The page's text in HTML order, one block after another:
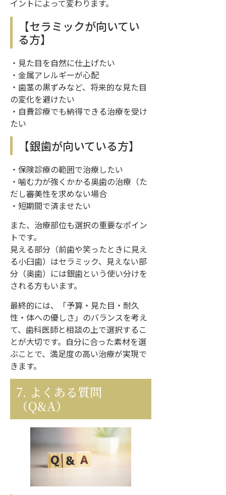
イントによって変わります。
【セラミックが向いてい
る方】
・見た目を自然に仕上げたい
・金属アレルギーが心配
・歯茎の黒ずみなど、将来的な見た目
の変化を避けたい
・自費診療でも納得できる治療を受け
たい
【銀歯が向いている方】
・保険診療の範囲で治療したい
・噛む力が強くかかる奥歯の治療（た
だし審美性を求めない場合
・短期間で済ませたい
また、治療部位も選択の重要なポイン
トです。
見える部分（前歯や笑ったときに見え
る小臼歯）はセラミック、見えない部
分（奥歯）には銀歯という使い分けを
される方もいます。
最終的には、「予算・見た目・耐久
性・体への優しさ」のバランスを考え
て、歯科医師と相談の上で選択するこ
とが大切です。自分に合った素材を選
ぶことで、満足度の高い治療が実現で
きます。
7. よくある質問
（Q&A）